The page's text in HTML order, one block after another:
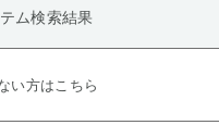
ム検索結果
い方はこちら